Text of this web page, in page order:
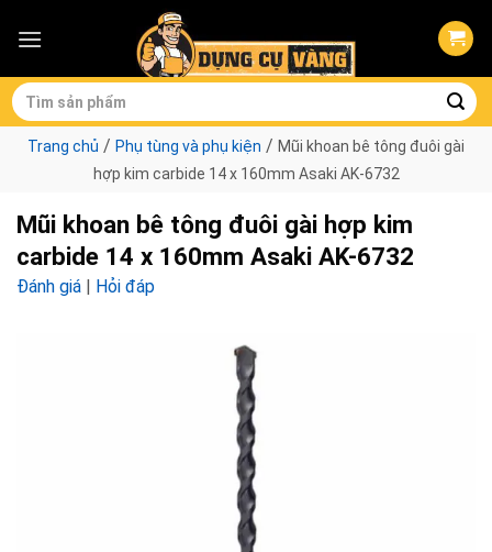
Tìm
kiếm:
Trang chủ / Phụ tùng và phụ kiện / Mũi khoan bê tông đuôi gài
hợp kim carbide 14 x 160mm Asaki AK-6732
Mũi khoan bê tông đuôi gài hợp kim
carbide 14 x 160mm Asaki AK-6732
Đánh giá | Hỏi đáp